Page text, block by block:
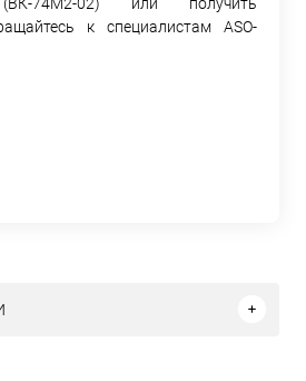
к специалистам ASO-